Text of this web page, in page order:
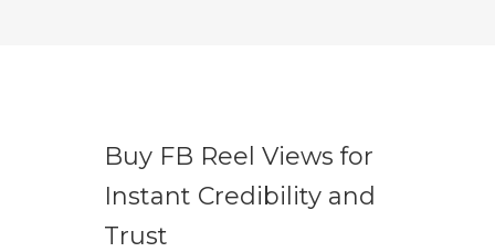
Buy FB Reel Views for
Instant Credibility and
Trust